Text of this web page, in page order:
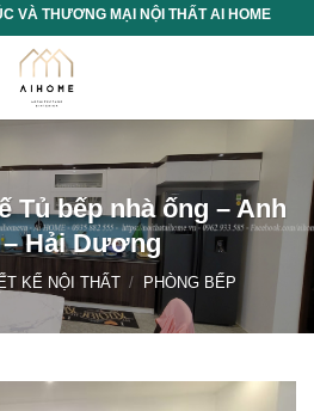
VÀ THƯƠNG MẠI NỘI THẤT AI HOME
Tủ bếp nhà ống – Anh
Hải Dương
KẾ NỘI THẤT / PHÒNG BẾP